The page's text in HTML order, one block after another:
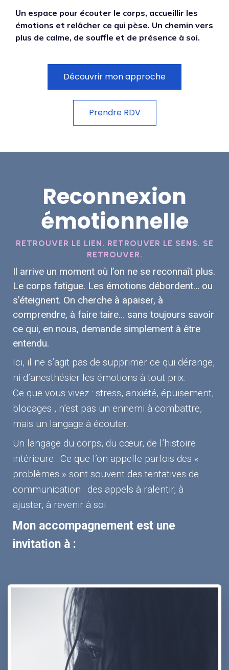
Un espace pour écouter le corps, accueillir les
émotions et relâcher ce qui pèse. Un chemin vers
plus de calme, de souffle et de présence à soi.
Découvrir mon approche
Prendre RDV
Reconnexion
émotionnelle
RETROUVER LE LIEN. RETROUVER LE SENS. SE
RETROUVER.
Il arrive un moment où l’on ne se reconnaît plus.
Le corps fatigue. Les émotions débordent… ou
s’éteignent. On cherche à apaiser, à
comprendre, à faire taire… sans toujours savoir
ce qui, en nous, demande simplement à être
entendu.
Ici, il ne s’agit pas de supprimer ce qui dérange,
ni d’anesthésier les émotions à tout prix.
Ce que vous vivez : stress, anxiété, épuisement,
blocages , n’est pas un ennemi à combattre,
mais un langage à écouter.
Un langage du corps, du cœur, de l’histoire
intérieure…Ce que l’on appelle parfois des «
problèmes » sont souvent des tentatives de
communication : des appels à ralentir, à
ajuster, à revenir à soi.
Mon accompagnement est une
invitation à :